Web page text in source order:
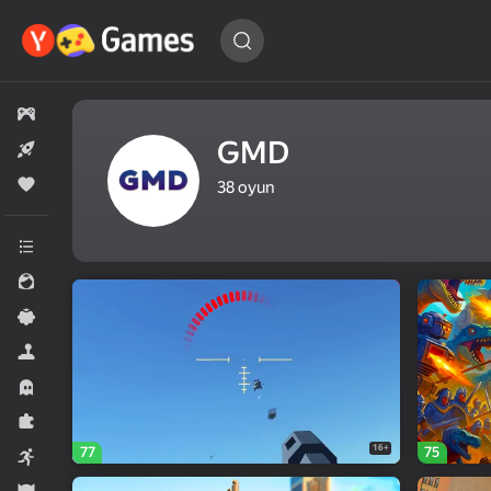
Oyun
tapın…
Bütün oyunlar
Populyar
Qızlar üçün
Arkada
GMD
38oyun
77 16+ 75